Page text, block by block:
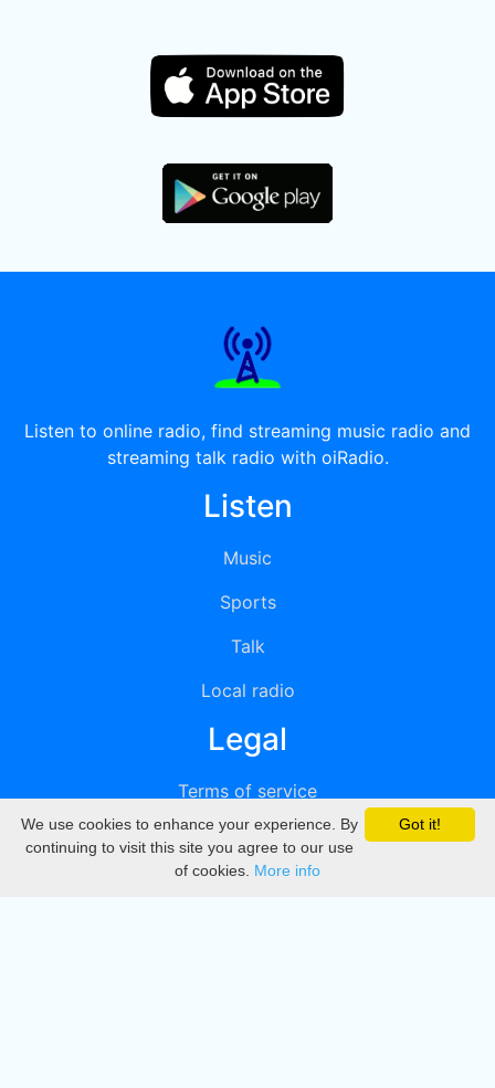
Listen to online radio, find streaming music radio and
streaming talk radio with oiRadio.
Listen
Music
Sports
Talk
Local radio
Legal
Terms of service
Privacy
DMCA
Got it!
We use cookies to enhance your experience. By
continuing to visit this site you agree to our use
of cookies. More info